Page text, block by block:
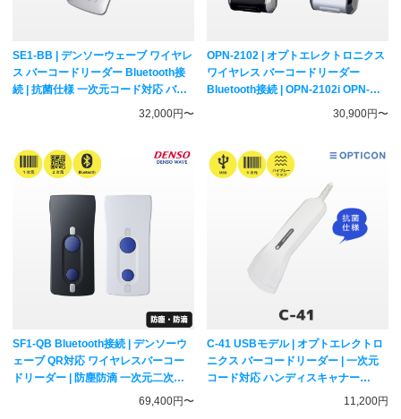
SE1-BB | デンソーウェーブ ワイヤレ
ス バーコードリーダー Bluetooth接
続 | 抗菌仕様 一次元コード対応 バー
コードリーダー DENSO WAVE
32,000円〜
OPN-2102 | オプトエレクトロニクス
ワイヤレス バーコードリーダー
Bluetooth接続 | OPN-2102i OPN-
2102n 一次元コード専用 データコレ
30,900円〜
SF1-QB Bluetooth接続 | デンソーウ
ェーブ QR対応 ワイヤレスバーコー
ドリーダー | 防塵防滴 一次元二次元
コード対応 ハンディスキャナー
69,400円〜
C-41 USBモデル | オプトエレクトロ
ニクス バーコードリーダー | 一次元
コード対応 ハンディスキャナー
11,200円